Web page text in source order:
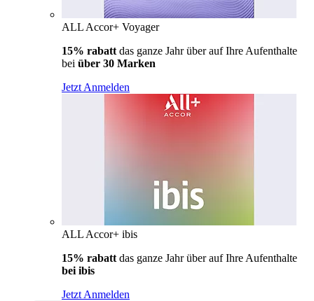
ALL Accor+ Voyager
15% rabatt das ganze Jahr über auf Ihre Aufenthalte
bei über 30 Marken
Jetzt Anmelden
ALL Accor+ ibis
15% rabatt das ganze Jahr über auf Ihre Aufenthalte
bei ibis
Jetzt Anmelden